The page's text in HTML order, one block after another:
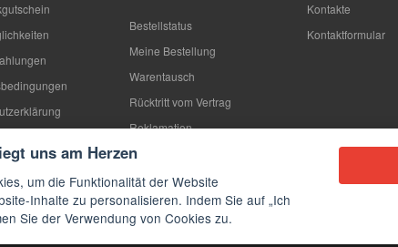
Bestellstatus
Meine Bestellung
Warentausch
Rücktritt vom Vertrag
Reklamation
Kontakte
Kontaktformular
uns am Herzen
um die Funktionalität der Website
Inhalte zu personalisieren. Indem Sie auf „Ich
Sie der Verwendung von Cookies zu.